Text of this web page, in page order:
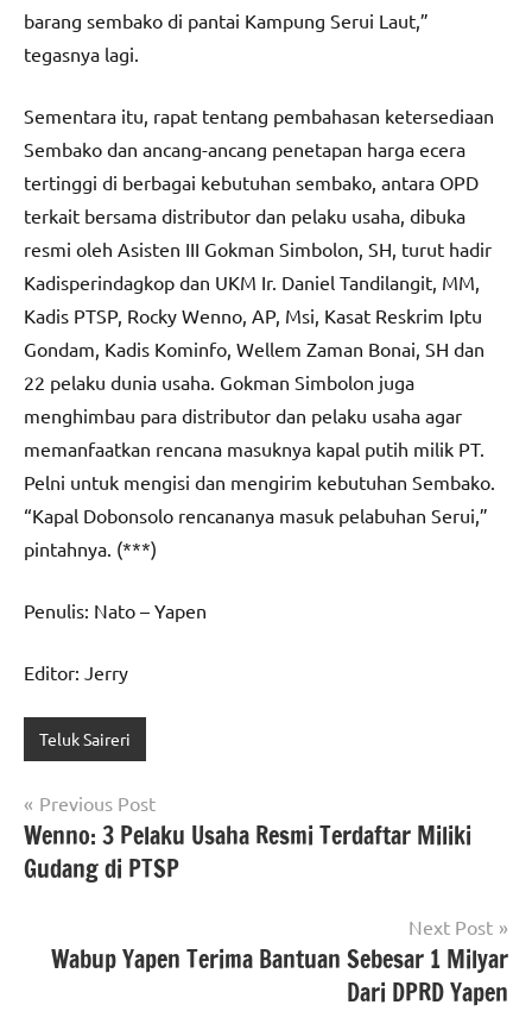
barang sembako di pantai Kampung Serui Laut,”
tegasnya lagi.
Sementara itu, rapat tentang pembahasan ketersediaan
Sembako dan ancang-ancang penetapan harga ecera
tertinggi di berbagai kebutuhan sembako, antara OPD
terkait bersama distributor dan pelaku usaha, dibuka
resmi oleh Asisten III Gokman Simbolon, SH, turut hadir
Kadisperindagkop dan UKM Ir. Daniel Tandilangit, MM,
Kadis PTSP, Rocky Wenno, AP, Msi, Kasat Reskrim Iptu
Gondam, Kadis Kominfo, Wellem Zaman Bonai, SH dan
22 pelaku dunia usaha. Gokman Simbolon juga
menghimbau para distributor dan pelaku usaha agar
memanfaatkan rencana masuknya kapal putih milik PT.
Pelni untuk mengisi dan mengirim kebutuhan Sembako.
“Kapal Dobonsolo rencananya masuk pelabuhan Serui,”
pintahnya. (***)
Penulis: Nato – Yapen
Editor: Jerry
Teluk Saireri
Navigasi
pos
Previous Post
Wenno: 3 Pelaku Usaha Resmi Terdaftar Miliki
Gudang di PTSP
Next Post
Wabup Yapen Terima Bantuan Sebesar 1 Milyar
Dari DPRD Yapen